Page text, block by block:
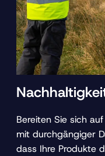
Bereiten Sie sich
mit durchgängiger
dass Ihre Produkte